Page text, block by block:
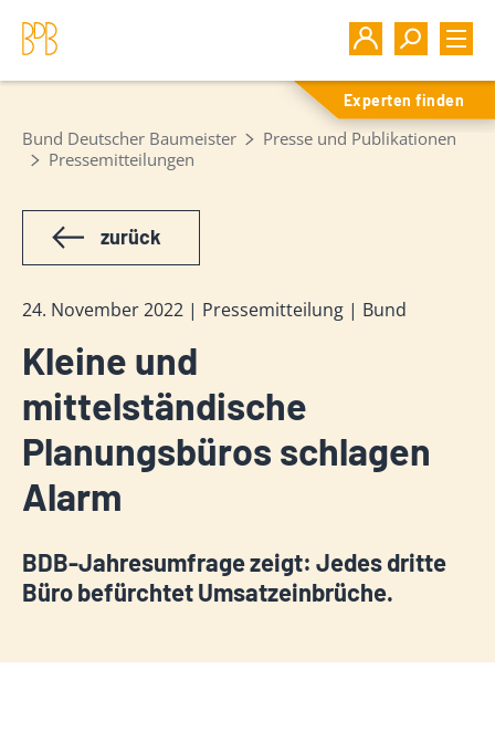
Experten finden
Bund Deutscher Baumeister
Presse und Publikationen
Pressemitteilungen
zurück
24. November 2022 | Pressemitteilung | Bund
Kleine und
mittelständische
Planungsbüros schlagen
Alarm
BDB-Jahresumfrage zeigt: Jedes dritte
Büro befürchtet Umsatzeinbrüche.